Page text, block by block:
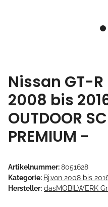
Nissan GT-R
2008 bis
OUTDOOR
PREMIUM -
Artikelnummer:8051628
Kategorie: Bj.von 2008 bis
Hersteller: dasMOBILWERK